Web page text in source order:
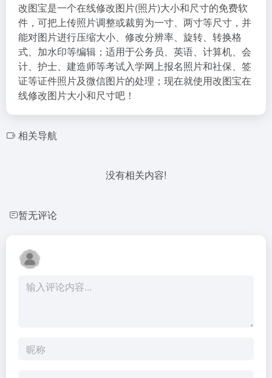
改图宝是一个在线修改图片(照片)大小和尺寸的免费软
件，可把上传照片调整或裁剪为一寸、两寸等尺寸，并
能对图片进行压缩大小、修改分辨率、旋转、转换格
式、加水印等编辑；适用于公务员、英语、计算机、会
计、护士、建造师等考试入学网上报名照片和社保、签
证等证件照片及微信图片的处理；现在就使用改图宝在
线修改图片大小和尺寸吧！
相关导航
没有相关内容!
暂无评论